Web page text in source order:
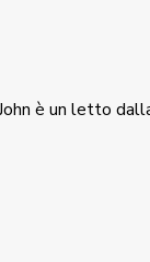
è un letto